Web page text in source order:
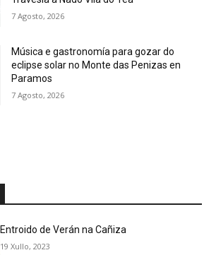
7 Agosto, 2026
Música e gastronomía para gozar do
eclipse solar no Monte das Penizas en
Paramos
7 Agosto, 2026
Entroido de Verán na Cañiza
19 Xullo, 2023